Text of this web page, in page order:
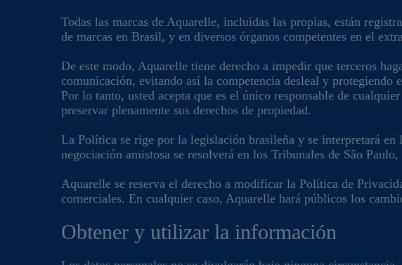
Todas las marcas de Aquarelle, incluidas las propias, están
de marcas en Brasil, y en diversos órganos competentes en el
De este modo, Aquarelle tiene derecho a impedir que terceros
comunicación, evitando así la competencia desleal y
Por lo tanto, usted acepta que es el único responsable de
preservar plenamente sus derechos de propiedad.
La Política se rige por la legislación brasileña y se interpretará
negociación amistosa se resolverá en los Tribunales de São Paulo,
Aquarelle se reserva el derecho a modificar la Política de
comerciales. En cualquier caso, Aquarelle hará públicos los
Obtener y utilizar la información